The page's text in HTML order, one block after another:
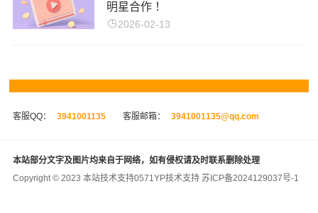
明星合作 ！
2026-02-13
客服QQ： 3941001135 客服邮箱： 3941001135@qq.com
本站部分文字及图片均来自于网络，如有侵权请及时联系删除处理
Copyright © 2023 本站技术支持0571YP技术支持 苏ICP备2024129037号-1